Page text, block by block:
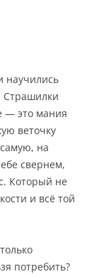
научились
Страшилки
— это мания
веточку
на
свернем,
Который не
и всё той
потребить?